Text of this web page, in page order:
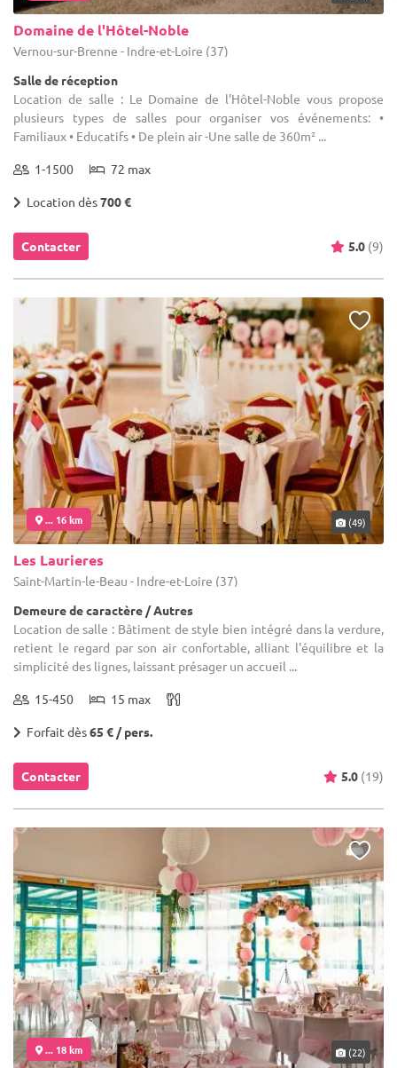
Domaine de l'Hôtel-Noble
Vernou-sur-Brenne - Indre-et-Loire (37)
Salle de réception
Location de salle : Le Domaine de l'Hôtel-Noble vous propose
plusieurs types de salles pour organiser vos événements: •
Familiaux • Educatifs • De plein air -Une salle de 360m² ...
1-1500 72 max
Location dès700 €
Contacter 5.0 (9)
... 16 km (49)
Les Laurieres
Saint-Martin-le-Beau - Indre-et-Loire (37)
Demeure de caractère / Autres
Location de salle : Bâtiment de style bien intégré dans la verdure,
retient le regard par son air confortable, alliant l'équilibre et la
simplicité des lignes, laissant présager un accueil ...
15-450 15 max
Forfait dès65 € / pers.
Contacter 5.0 (19)
... 18 km (22)